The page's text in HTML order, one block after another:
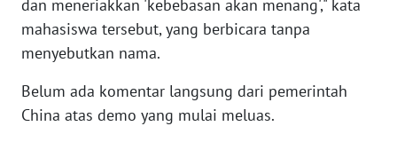
dan meneriakkan 'kebebasan akan menang'," kata
mahasiswa tersebut, yang berbicara tanpa
menyebutkan nama.
Belum ada komentar langsung dari pemerintah
China atas demo yang mulai meluas.
WN
NTT
KEPRI